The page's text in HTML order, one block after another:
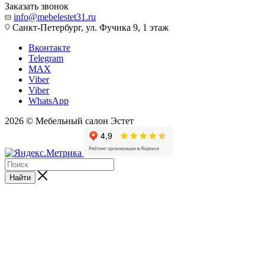
Заказать звонок
info@mebelestet31.ru
Санкт-Петербург, ул. Фучика 9, 1 этаж
Вконтакте
Telegram
MAX
Viber
Viber
WhatsApp
2026 © Мебельный салон Эстет
Найти